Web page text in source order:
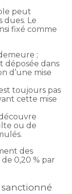
peut
dues. Le
fixé comme
;
déposée dans
d’une mise
toujours pas
cette mise
ou de
des
0,20 % par